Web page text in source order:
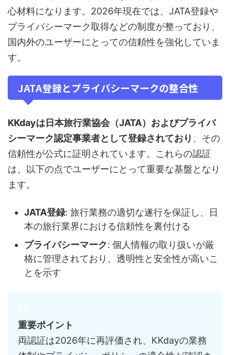
心材料になります。2026年現在では、JATA登録や
プライバシーマーク取得などの制度が整っており、
国内外のユーザーにとっての信頼性を強化していま
す。
JATA登録とプライバシーマークの整合性
KKdayは日本旅行業協会（JATA）およびプライバ
シーマーク認定事業者として登録されており 、その
信頼性が公式に証明されています。これらの認証
は、以下の点でユーザーにとって重要な基盤となり
ます。
JATA登録: 旅行業務の適切な遂行を保証し、日
本の旅行業界における信頼性を裏付ける
プライバシーマーク: 個人情報の取り扱いが厳
格に管理されており、透明性と安全性が高いこ
とを示す
重要ポイント
両認証は2026年に再評価され、KKdayの業務